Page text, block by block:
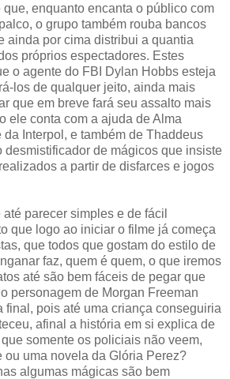
enquanto encanta o público com
o grupo também rouba bancos
ainda por cima distribui a quantia
próprios espectadores. Estes
o agente do FBI Dylan Hobbs esteja
los de qualquer jeito, ainda mais
que em breve fará seu assalto mais
ele conta com a ajuda de Alma
da Interpol, e também de Thaddeus
desmistificador de mágicos que insiste
a partir de disfarces e jogos
parecer simples e de fácil
que logo ao iniciar o filme já começa
que todos que gostam do estilo de
faz, quem é quem, o que iremos
até são bem fáceis de pegar que
personagem de Morgan Freeman
final, pois até uma criança conseguiria
afinal a história em si explica de
somente os policiais não veem,
ou uma novela da Glória Perez?
algumas mágicas são bem